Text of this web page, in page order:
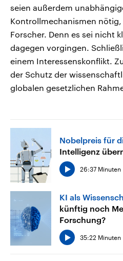
seien außerdem
Kontrollmechanismen
Forscher. Denn es sei nicht
dagegen vorgingen.
einem Interessenskonflikt.
der Schutz der
globalen gesetzlichen
Nobelpreis für
Intelligenz
26:37 Minuten
KI als
künftig noch
Forschung?
35:22 Minuten